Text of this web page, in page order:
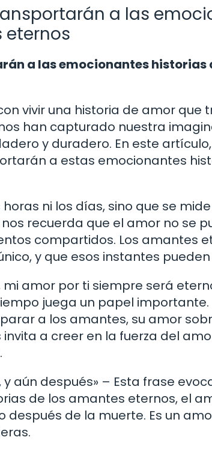
a las
eternos
a las emocionantes historias
vivir una historia de amor que
han capturado nuestra
y duradero. En este
a estas emocionantes
ni los días, sino que se
recuerda que el amor no se
compartidos. Los amantes
y que esos instantes
amor por ti siempre será
juega un papel importante.
a los amantes, su amor
a creer en la fuerza del
aún después» – Esta frase
de los amantes eternos, el
después de la muerte. Es un